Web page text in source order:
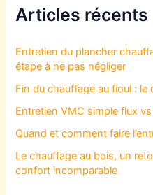
Articles récents
Entretien du plancher
étape à ne pas négliger
Fin du chauffage au fioul : le
Entretien VMC simple flux
Quand et comment faire
Le chauffage au bois, un
confort incomparable